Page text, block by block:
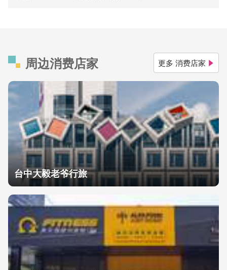
周边消费店家 更多 消费店家
台中大毅老爷行旅